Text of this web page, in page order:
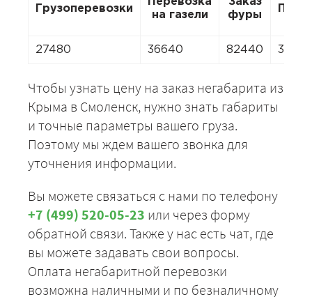
Грузоперевозки
на газели
фуры
27480 36640 82440
Чтобы узнать цену на заказ негабарита из
Крыма в Смоленск, нужно знать габариты
и точные параметры вашего груза.
Поэтому мы ждем вашего звонка для
уточнения информации.
Вы можете связаться с нами по телефону
+7 (499) 520-05-23 или через форму
обратной связи. Также у нас есть чат, где
вы можете задавать свои вопросы.
Оплата негабаритной перевозки
возможна наличными и по безналичному